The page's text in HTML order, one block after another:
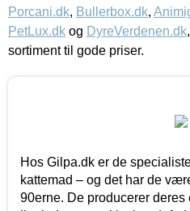
Porcani.dk, Bullerbox.dk,
PetLux.dk og DyreVerdenen.dk
sortiment til gode priser.
Hos Gilpa.dk er de
kattemad – og det har de
90erne. De producerer deres